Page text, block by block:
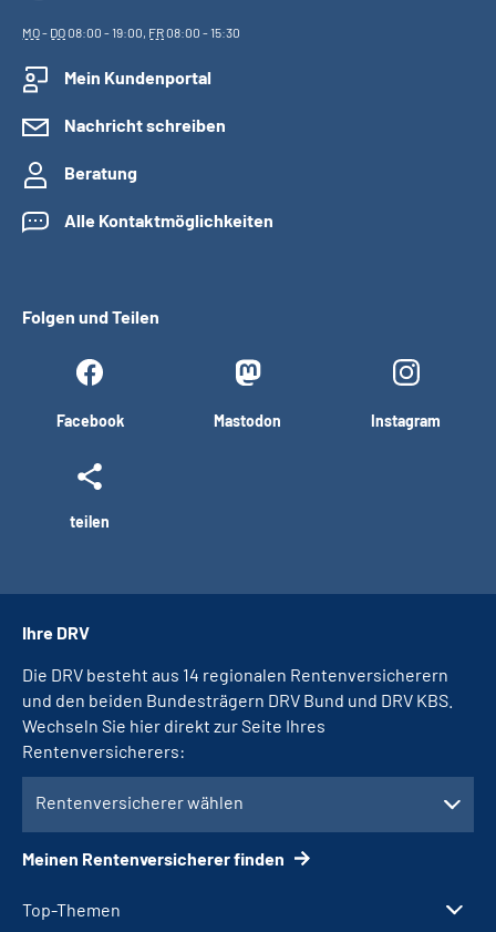
MO- DO08:00 - 19:00, FR08:00 - 15:30
Mein Kundenportal
Nachricht schreiben
Beratung
Alle Kontaktmöglichkeiten
Folgen und Teilen
Facebook Mastodon Instagram
teilen
Top-Themen
Ihre DRV
Die DRV besteht aus 14 regionalen Rentenversicherern
und den beiden Bundesträgern DRV Bund und DRV KBS.
Wechseln Sie hier direkt zur Seite Ihres
Rentenversicherers:
Rentenversicherer wählen
Meinen Rentenversicherer finden